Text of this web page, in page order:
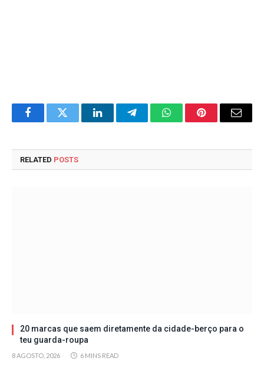
FacebookTwitter LinkedInTelegramWhatsAppPinterestEmail
RELATED POSTS
20 marcas que saem diretamente da cidade-berço para o
teu guarda-roupa
8 AGOSTO, 2026 6 MINS READ